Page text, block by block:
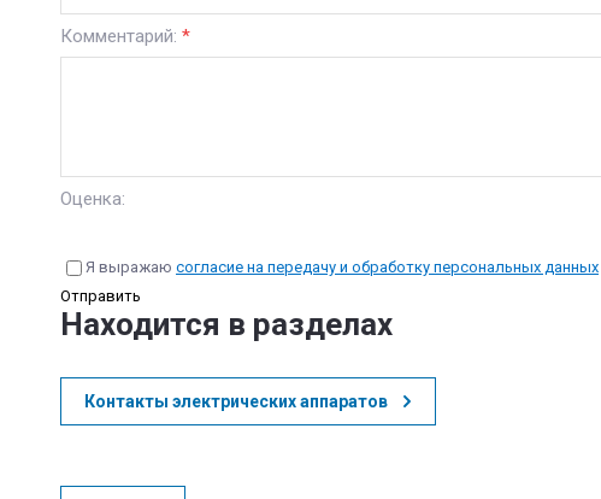
Комментарий: *
Оценка:
Я выражаю согласие на передачу и обработку персональных данных
Отправить
Находится в разделах
Контакты электрических аппаратов